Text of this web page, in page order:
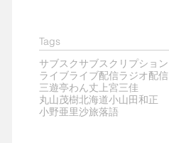
Tags
サブスクサブスクリプション
ライブライブ配信ラジオ配信
三遊亭わん丈上宮三佳
丸山茂樹北海道小山田和正
小野亜里沙旅落語